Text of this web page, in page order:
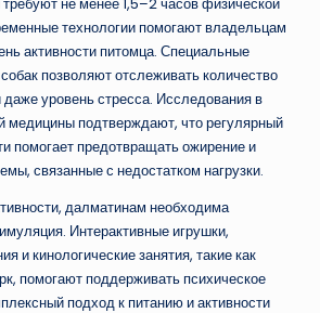
не менее 1,5–2 часов физической
технологии помогают владельцам
активности питомца. Специальные
позволяют отслеживать количество
даже уровень стресса. Исследования в
медицины подтверждают, что регулярный
помогает предотвращать ожирение и
связанные с недостатком нагрузки.
далматинам необходима
Интерактивные игрушки,
и кинологические занятия, такие как
помогают поддерживать психическое
подход к питанию и активности